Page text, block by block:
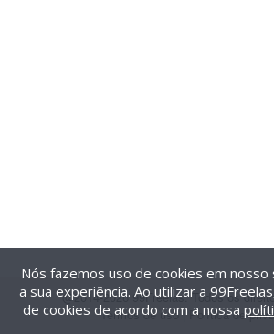
@2014-2026 99Freelas. Todos os
Termos de uso| Política de
Nós fazemos uso de cookies em
a sua experiência. Ao utilizar a
de cookies de acordo com a nossa